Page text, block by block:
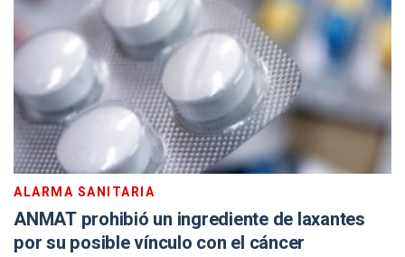
ALARMA SANITARIA
ANMAT prohibió un ingrediente de laxantes
por su posible vínculo con el cáncer